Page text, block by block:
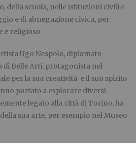
della scuola, nelle istituzioni civili e
e di abnegazione civica, per
e religioso.
Ugo Nespolo, diplomato
di Belle Arti, protagonista nel
per la sua creatività e il suo spirito
portato a esplorare diversi
legato alla città di Torino, ha
sua arte, per esempio nel Museo